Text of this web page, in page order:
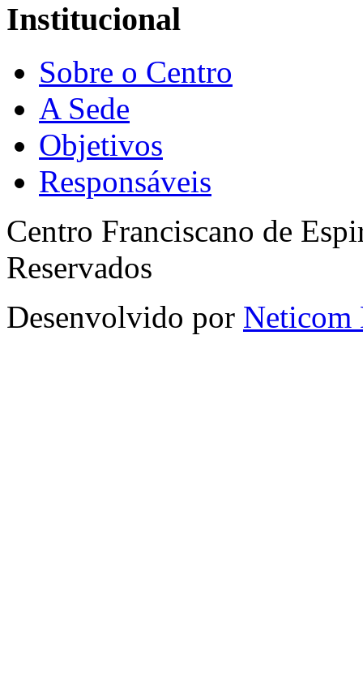
Institucional
Sobre o Centro
A Sede
Objetivos
Responsáveis
Centro Franciscano de
Reservados
Desenvolvido por Neticom